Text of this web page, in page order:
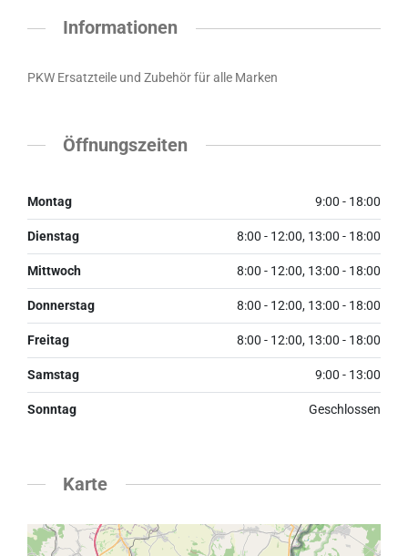
Informationen
PKW Ersatzteile und Zubehör für alle Marken
Öffnungszeiten
Montag 9:00 - 18:00
Dienstag 8:00 - 12:00, 13:00 - 18:00
Mittwoch 8:00 - 12:00, 13:00 - 18:00
Donnerstag 8:00 - 12:00, 13:00 - 18:00
Freitag 8:00 - 12:00, 13:00 - 18:00
Samstag 9:00 - 13:00
Sonntag Geschlossen
Karte